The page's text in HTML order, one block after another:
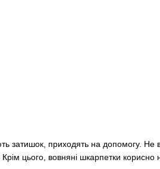
затишок, приходять на допомогу. Не
цього, вовняні шкарпетки корисно